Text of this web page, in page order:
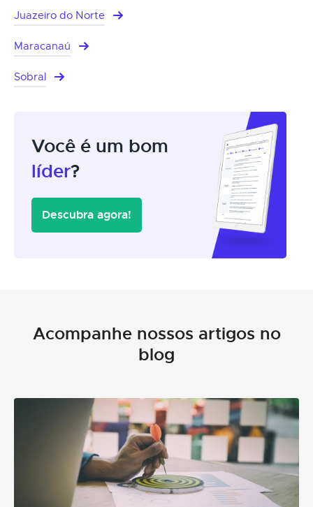
Juazeiro do Norte
Maracanaú
Sobral
Você é um bom
líder?
Descubra agora!
Acompanhe nossos artigos no
blog